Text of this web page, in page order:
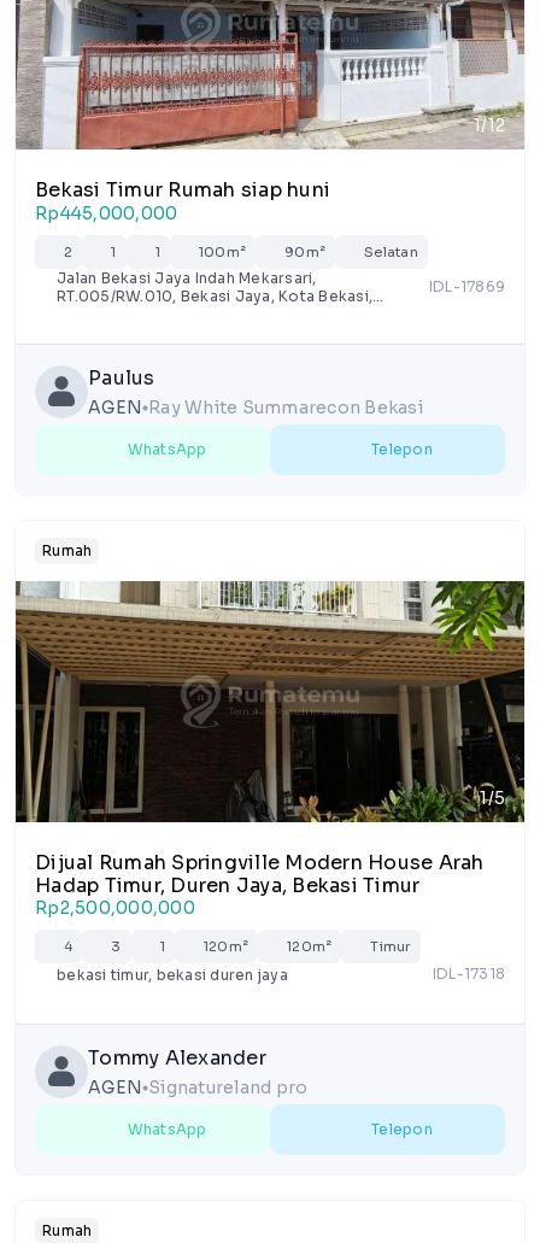
1/12
Bekasi Timur Rumah siap huni
Rp445,000,000
2 1 1 100m² 90m² Selatan
Jalan Bekasi Jaya Indah Mekarsari,
RT.005/RW.010, Bekasi Jaya, Kota Bekasi,
IDL-17869
Paulus
AGEN lens Ray White Summarecon Bekasi
WhatsApp Telepon
Rumah
1/5
Dijual Rumah Springville Modern House Arah
Hadap Timur, Duren Jaya, Bekasi Timur
Rp2,500,000,000
4 3 1 120m² 120m² Timur
bekasi timur, bekasi duren jaya IDL-17318
Tommy Alexander
AGEN lens Signatureland pro
WhatsApp Telepon
Rumah